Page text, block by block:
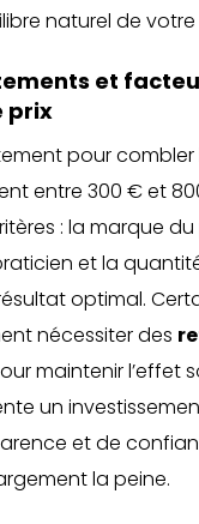
naturel de
et
prix
pour
entre 300 € et
: la marque
et la
optimal.
nécessiter des
maintenir l’effet
un
et de
la peine.